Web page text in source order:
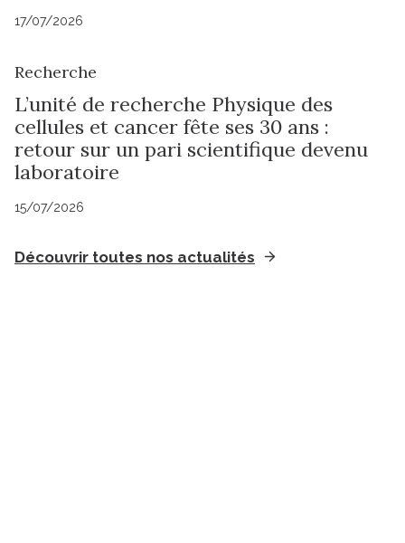
17/07/2026
Recherche
L’unité de recherche Physique des
cellules et cancer fête ses 30 ans :
retour sur un pari scientifique devenu
laboratoire
15/07/2026
Découvrir toutes nos actualités